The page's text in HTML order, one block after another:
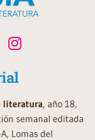
literatura, año 18,
semanal editada
Lomas del